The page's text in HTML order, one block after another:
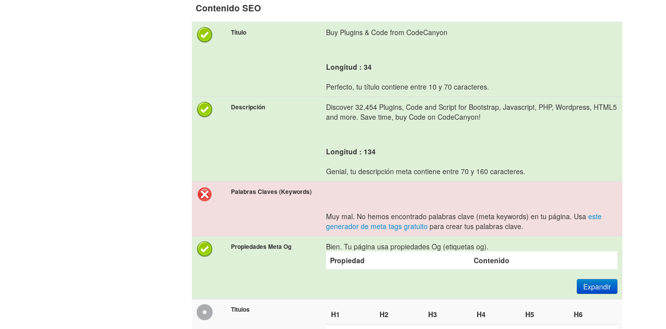
Contenido SEO
Título Buy Plugins & Code from CodeCanyon
Longitud : 34
Perfecto, tu título contiene entre 10 y 70 caracteres.
Descripción
Discover 32,454 Plugins, Code and Script for Bootstrap, Javascript, PHP, Wordpress, HTML5
and more. Save time, buy Code on CodeCanyon!
Longitud : 134
Genial, tu descripción meta contiene entre 70 y 160 caracteres.
Palabras Claves (Keywords)
Muy mal. No hemos encontrado palabras clave (meta keywords) en tu página. Usa este
generador de meta tags gratuito para crear tus palabras clave.
Propiedades Meta Og
Bien. Tu página usa propiedades Og (etiquetas og).
Propiedad
Contenido
Expandir
Titulos H1 H2 H3 H4 H5 H6